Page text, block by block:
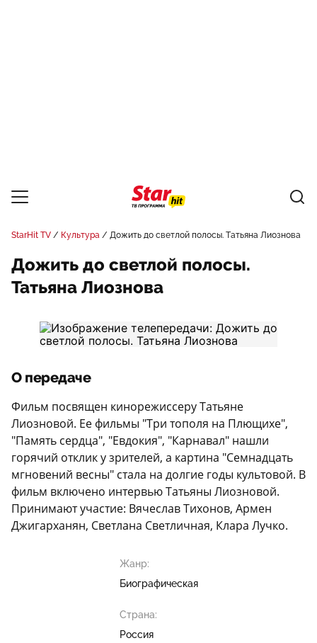
StarHit TV Культура Дожить до светлой полосы. Татьяна Лиознова
Дожить до светлой полосы.
Татьяна Лиознова
О передаче
Фильм посвящен кинорежиссеру Татьяне
Лиозновой. Ее фильмы "Три тополя на Плющихе",
"Память сердца", "Евдокия", "Карнавал" нашли
горячий отклик у зрителей, а картина "Семнадцать
мгновений весны" стала на долгие годы культовой. В
фильм включено интервью Татьяны Лиозновой.
Принимают участие: Вячеслав Тихонов, Армен
Джигарханян, Светлана Светличная, Клара Лучко.
Жанр:
Биографическая
Страна:
Россия